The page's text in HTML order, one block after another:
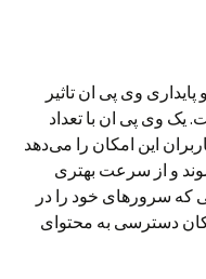
وی پی ان تاثیر
یک وی پی ان با تعداد
این امکان را می‌دهد
و از سرعت بهتری
که سرورهای خود را در
دسترسی به محتوای